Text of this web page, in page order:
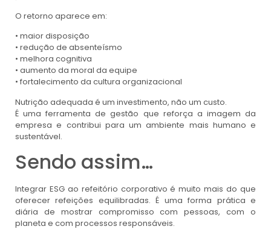
O retorno aparece em:
• maior disposição
• redução de absenteísmo
• melhora cognitiva
• aumento da moral da equipe
• fortalecimento da cultura organizacional
Nutrição adequada é um investimento, não um custo.
É uma ferramenta de gestão que reforça a imagem da
empresa e contribui para um ambiente mais humano e
sustentável.
Sendo assim…
Integrar ESG ao refeitório corporativo é muito mais do que
oferecer refeições equilibradas. É uma forma prática e
diária de mostrar compromisso com pessoas, com o
planeta e com processos responsáveis.